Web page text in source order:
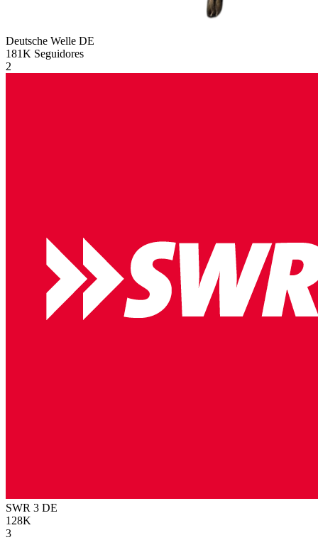
Deutsche Welle DE
181K Seguidores
2
SWR 3 DE
128K
3